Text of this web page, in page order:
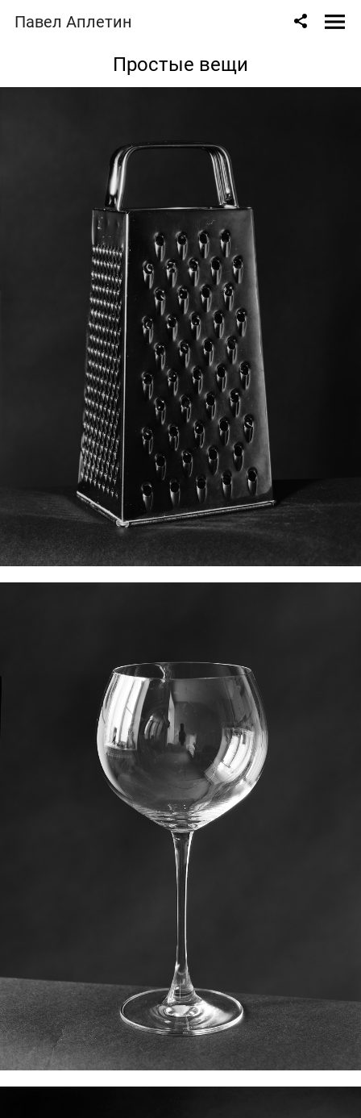
Павел Аплетин
Простые вещи